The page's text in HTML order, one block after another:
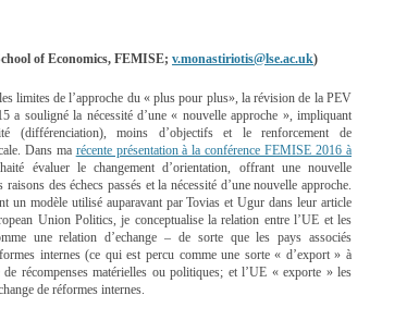
of Economics, FEMISE; v.monastiriotis@lse.ac.uk)
limites de l’approche du « plus pour plus», la révision de la PEV
a souligné la nécessité d’une « nouvelle approche », impliquant
(différenciation), moins d’objectifs et le renforcement de
Dans ma récente présentation à la conférence FEMISE 2016 à
évaluer le changement d’orientation, offrant une nouvelle
raisons des échecs passés et la nécessité d’une nouvelle approche.
un modèle utilisé auparavant par Tovias et Ugur dans leur article
Union Politics, je conceptualise la relation entre l’UE et les
une relation d’echange – de sorte que les pays associés
internes (ce qui est percu comme une sorte « d’export » à
de récompenses matérielles ou politiques; et l’UE « exporte » les
de réformes internes.